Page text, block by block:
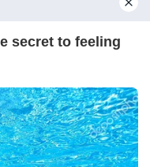
berita aktual dan
berbaik sangka